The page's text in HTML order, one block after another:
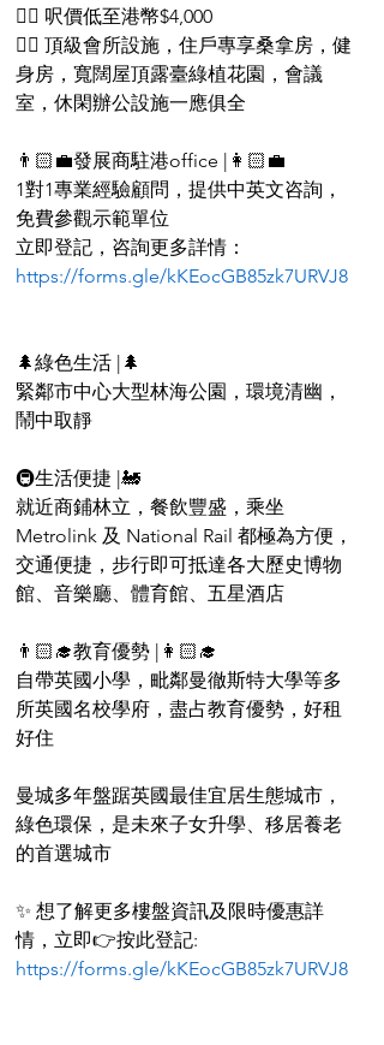
👍🏻 呎價低至港幣$4,000
👍🏻 頂級會所設施，住戶專享桑拿房，健
身房，寬闊屋頂露臺綠植花園，會議
室，休閑辦公設施一應俱全
👨🏻‍💼發展商駐港office |👩🏻‍💼
1對1專業經驗顧問，提供中英文咨詢，
免費參觀示範單位
立即登記，咨詢更多詳情：
https://forms.gle/kKEocGB85zk7URVJ8
🌲綠色生活 |🌲
緊鄰市中心大型林海公園，環境清幽，
鬧中取靜
🚇生活便捷 |🚂
就近商鋪林立，餐飲豐盛，乘坐
Metrolink 及 National Rail 都極為方便，
交通便捷，步行即可抵達各大歷史博物
館、音樂廳、體育館、五星酒店
👨🏻‍🎓教育優勢 |👩🏻‍🎓
自帶英國小學，毗鄰曼徹斯特大學等多
所英國名校學府，盡占教育優勢，好租
好住
曼城多年盤踞英國最佳宜居生態城市，
綠色環保，是未來子女升學、移居養老
的首選城市
✨ 想了解更多樓盤資訊及限時優惠詳
情，立即👉按此登記:
https://forms.gle/kKEocGB85zk7URVJ8